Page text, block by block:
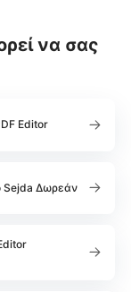
να σας
Editor
Sejda Δωρεάν